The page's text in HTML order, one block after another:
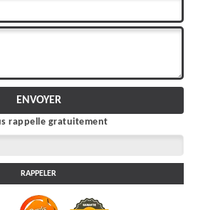
rappelle gratuitement